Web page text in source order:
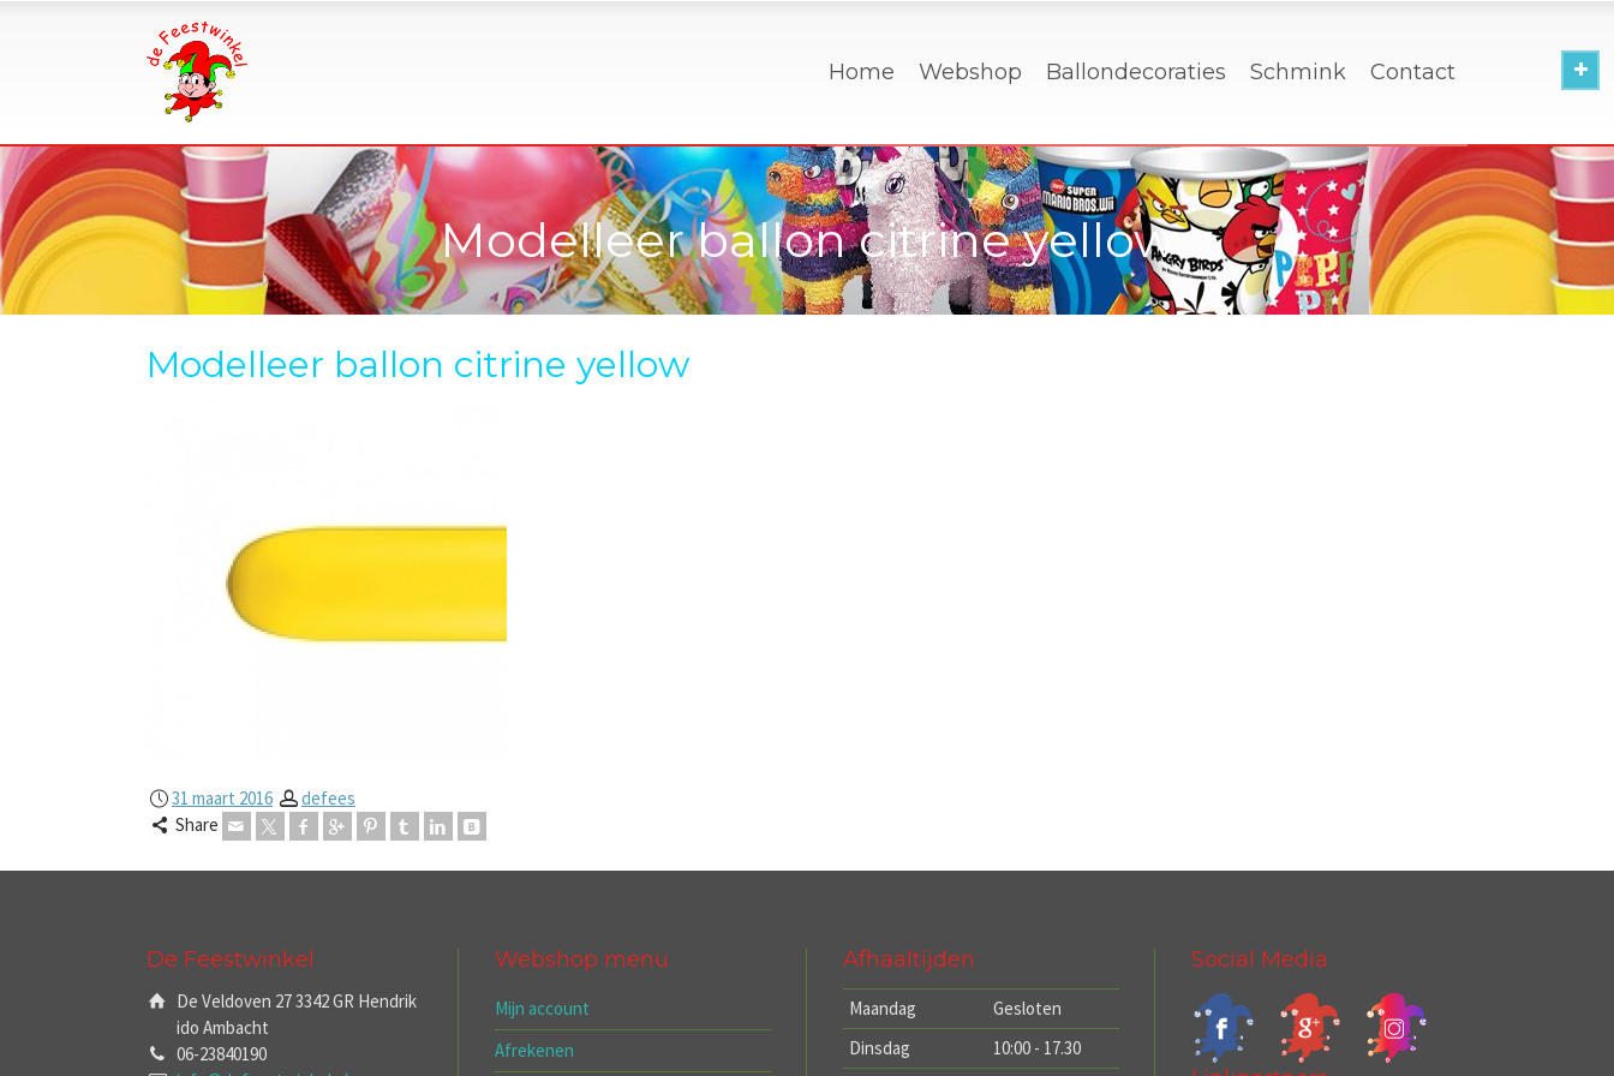
Home Webshop Ballondecoraties Schmink Contact
Modelleer ballon citrine yellow
Modelleer ballon citrine yellow
31 maart 2016
defees
Share
De Feestwinkel
De Veldoven 27 3342 GR Hendrik
ido Ambacht
06-23840190
Webshop menu
Mijn account
Afrekenen
Afhaaltijden
Maandag
Gesloten
Dinsdag
10:00 - 17.30
Social Media